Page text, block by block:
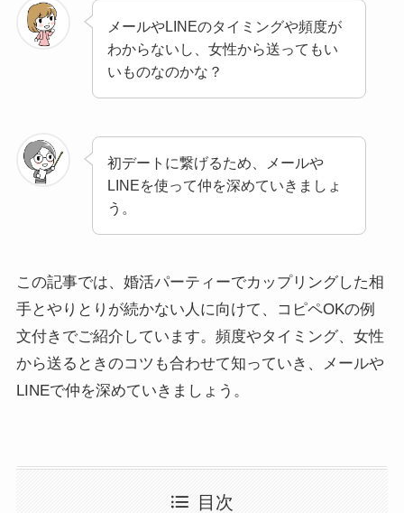
メールやLINEのタイミングや頻度が
わからないし、女性から送ってもい
いものなのかな？
初デートに繋げるため、メールや
LINEを使って仲を深めていきましょ
う。
この記事では、婚活パーティーでカップリングした相
手とやりとりが続かない人に向けて、コピペOKの例
文付きでご紹介しています。頻度やタイミング、女性
から送るときのコツも合わせて知っていき、メールや
LINEで仲を深めていきましょう。
目次